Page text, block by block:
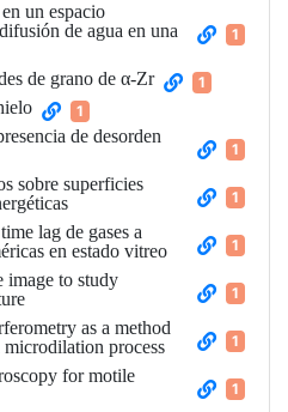
un espacio
de agua en una
1
de grano de α-Zr 1
1
de desorden
1
sobre superficies
1
lag de gases a
en estado vitreo
1
image to study
1
as a method
process
1
for motile
1